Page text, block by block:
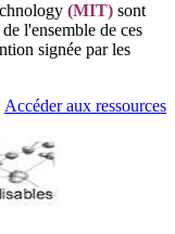
(MIT) sont
l'ensemble de ces
signée par les
Accéder aux ressources